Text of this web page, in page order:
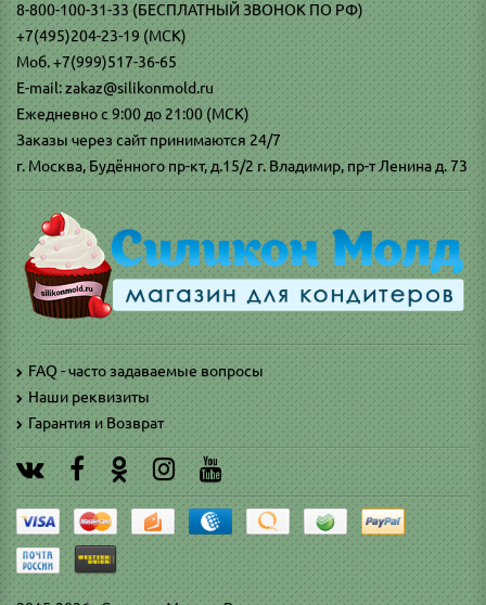
8-800-100-31-33 (БЕСПЛАТНЫЙ ЗВОНОК ПО РФ)
+7(495)204-23-19 (МСК)
Моб. +7(999)517-36-65
E-mail: zakaz@silikonmold.ru
Ежедневно с 9:00 до 21:00 (МСК)
Заказы через сайт принимаются 24/7
г. Москва, Будённого пр-кт, д.15/2 г. Владимир, пр-т Ленина д. 73
FAQ - часто задаваемые вопросы
Наши реквизиты
Гарантия и Возврат